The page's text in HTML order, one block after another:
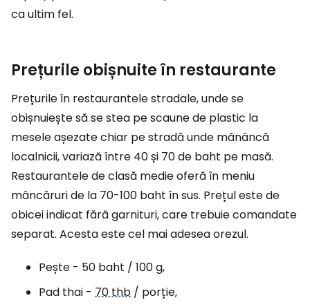
ca ultim fel.
Prețurile obișnuite în restaurante
Prețurile în restaurantele stradale, unde se
obișnuiește să se stea pe scaune de plastic la
mesele așezate chiar pe stradă unde mănâncă
localnicii, variază între 40 și 70 de baht pe masă.
Restaurantele de clasă medie oferă în meniu
mâncăruri de la 70-100 baht în sus. Prețul este de
obicei indicat fără garnituri, care trebuie comandate
separat. Acesta este cel mai adesea orezul.
Pește - 50 baht / 100 g,
Pad thai - 70 thb / porție,